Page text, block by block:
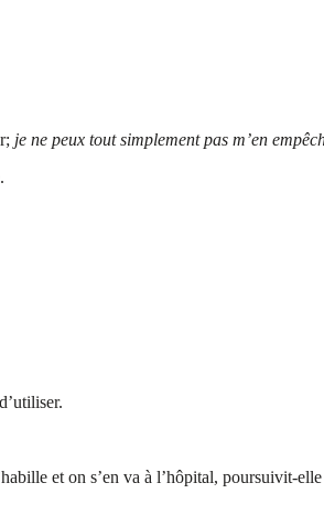
je ne peux tout simplement pas m’en
.
et on s’en va à l’hôpital, poursuivit-elle